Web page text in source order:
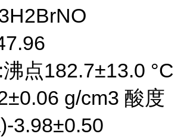
点182.7±13.0 °C
g/cm3 酸度
3.98±0.50